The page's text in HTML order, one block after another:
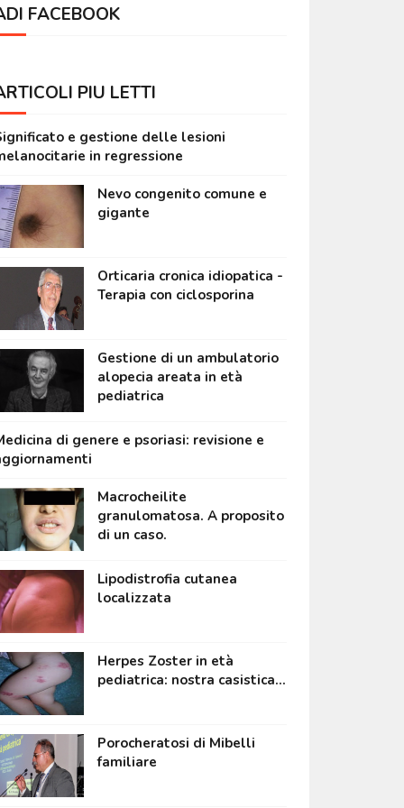
FACEBOOK
PIÙ LETTI
e gestione delle lesioni
in regressione
Nevo congenito comune e
gigante
Orticaria cronica idiopatica -
Terapia con ciclosporina
Gestione di un ambulatorio
alopecia areata in età
pediatrica
di genere e psoriasi: revisione e
Macrocheilite
granulomatosa. A proposito
di un caso.
Lipodistrofia cutanea
localizzata
Herpes Zoster in età
pediatrica: nostra casistica...
Porocheratosi di Mibelli
familiare